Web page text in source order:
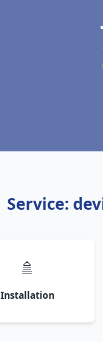
Service:
🚿
Installation